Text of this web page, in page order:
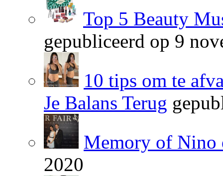
Top 5 Beauty
gepubliceerd op 9
10 tips om te
Je Balans Terug
Memory of Nino
2020